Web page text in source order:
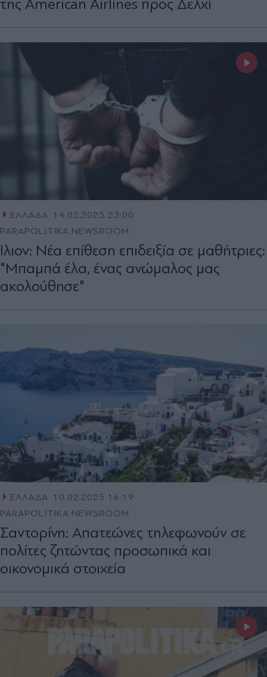
της American Airlines προς Δελχί
ΕΛΛΑΔΑ 14.02.2025 23:00
PARAPOLITIKA NEWSROOM
Ίλιον: Νέα επίθεση επιδειξία σε μαθήτριες:
"Μπαμπά έλα, ένας ανώμαλος μας
ακολούθησε"
ΕΛΛΑΔΑ 10.02.2025 16:19
PARAPOLITIKA NEWSROOM
Σαντορίνη: Απατεώνες τηλεφωνούν σε
πολίτες ζητώντας προσωπικά και
οικονομικά στοιχεία